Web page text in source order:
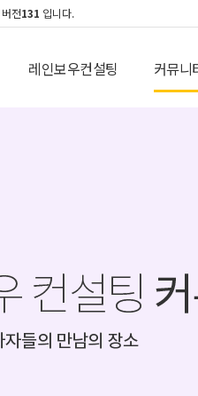
버전131 입니다.
레인보우컨설팅 커뮤니